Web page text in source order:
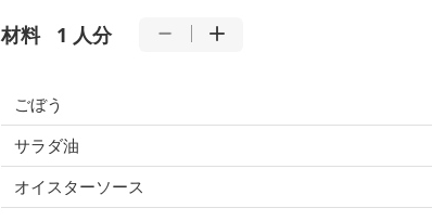
材料 1 人分
ごぼう
サラダ油
オイスターソース